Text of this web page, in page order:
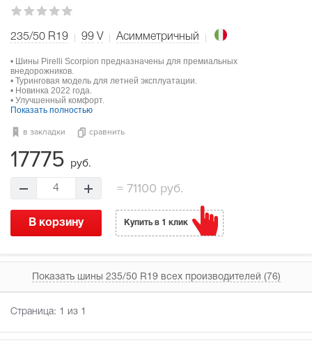
235/50 R19 99 V Асимметричный
• Шины Pirelli Scorpion предназначены для премиальных
внедорожников.
• Туринговая модель для летней эксплуатации.
• Новинка 2022 года.
• Улучшенный комфорт.
Показать полностью
в закладки сравнить
17775 руб.
4 = 71100 руб.
В корзину Купить в 1 клик
Показать шины 235/50 R19 всех производителей (76)
Страница: 1 из 1